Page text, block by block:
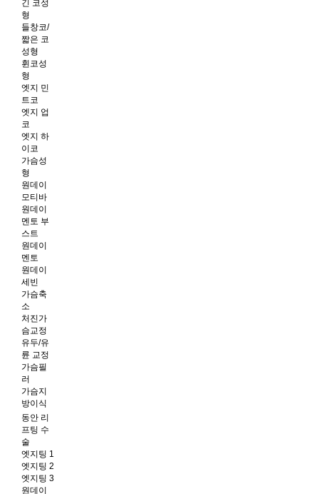
긴 코성
형
들창코/
짧은 코
성형
휜코성
형
엣지 민
트코
엣지 업
코
엣지 하
이코
가슴성
형
원데이
모티바
원데이
멘토 부
스트
원데이
멘토
원데이
세빈
가슴축
소
처진가
슴교정
유두/유
륜 교정
가슴필
러
가슴지
방이식
동안 리
프팅 수
술
엣지팅 1
엣지팅 2
엣지팅 3
원데이